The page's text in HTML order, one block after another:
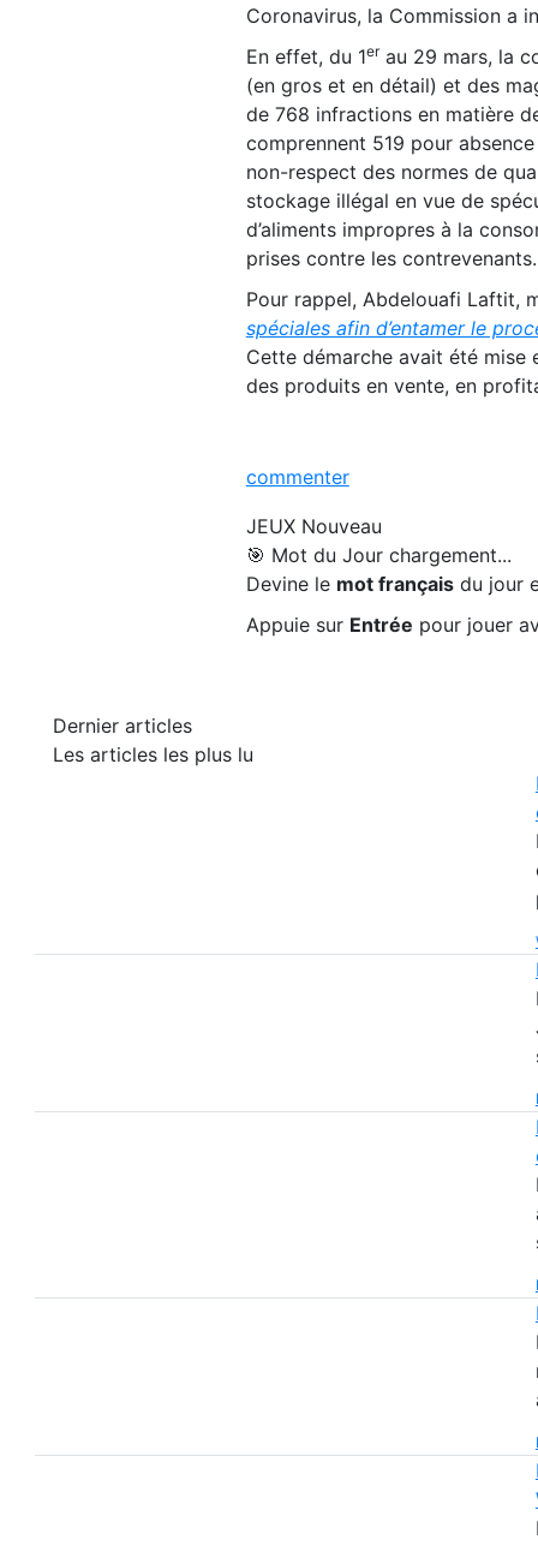
Coronavirus, la Commission a
En effet, du 1erau 29 mars, la
(en gros et en détail) et des
de 768 infractions en matière
comprennent 519 pour
non-respect des normes de
stockage illégal en vue de
d’aliments impropres à la
prises contre les contrevenants.
Pour rappel, Abdelouafi Laftit,
spéciales afin d’entamer le
Cette démarche avait été mise
des produits en vente, en
commenter
JEUX Nouveau
🎯 Mot du Jour chargement...
Devine le mot françaisdu jour
Appuie sur Entrée pour jouer
Dernier articles
Les articles les plus lu